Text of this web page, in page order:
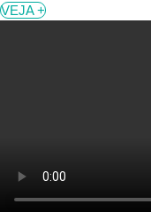
VEJA +